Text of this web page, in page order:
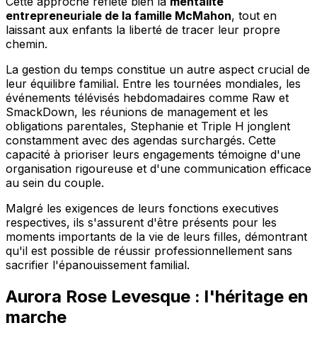
entrepreneuriale de la famille McMahon, tout en
laissant aux enfants la liberté de tracer leur propre
chemin.
La gestion du temps constitue un autre aspect crucial de
leur équilibre familial. Entre les tournées mondiales, les
événements télévisés hebdomadaires comme Raw et
SmackDown, les réunions de management et les
obligations parentales, Stephanie et Triple H jonglent
constamment avec des agendas surchargés. Cette
capacité à prioriser leurs engagements témoigne d'une
organisation rigoureuse et d'une communication efficace
au sein du couple.
Malgré les exigences de leurs fonctions executives
respectives, ils s'assurent d'être présents pour les
moments importants de la vie de leurs filles, démontrant
qu'il est possible de réussir professionnellement sans
sacrifier l'épanouissement familial.
Aurora Rose Levesque : l'héritage en
marche